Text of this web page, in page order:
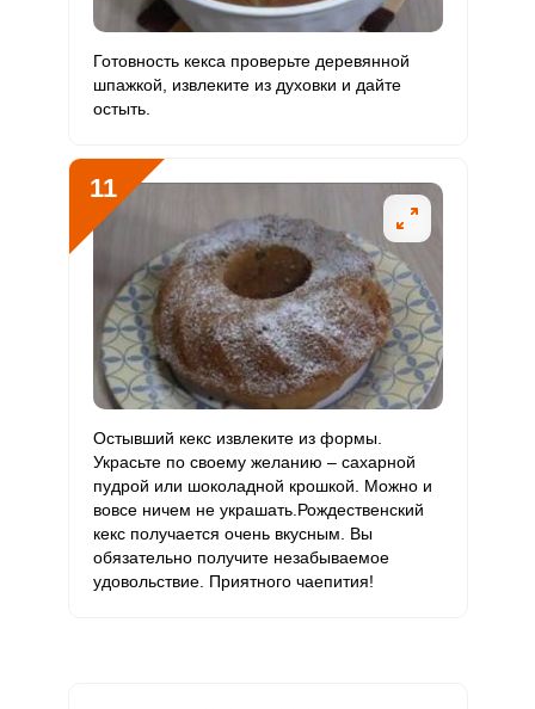
Готовность кекса проверьте деревянной
шпажкой, извлеките из духовки и дайте
остыть.
11
Остывший кекс извлеките из формы.
Украсьте по своему желанию – сахарной
пудрой или шоколадной крошкой. Можно и
вовсе ничем не украшать.Рождественский
кекс получается очень вкусным. Вы
обязательно получите незабываемое
удовольствие. Приятного чаепития!